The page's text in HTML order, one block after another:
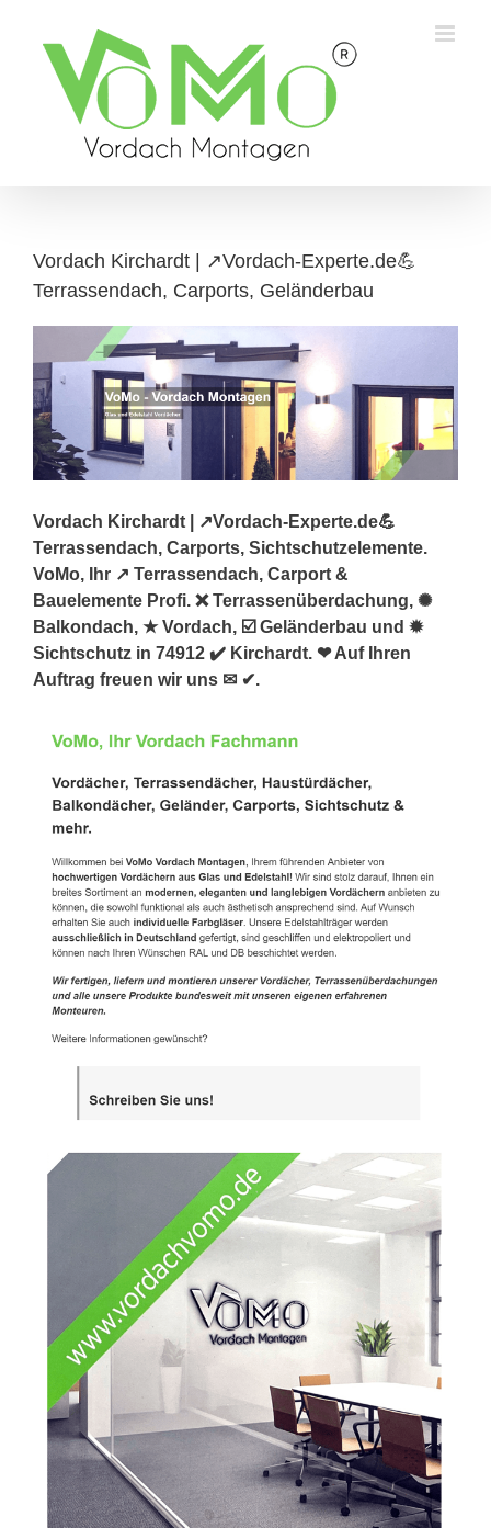
content
Vordach Kirchardt | ↗️Vordach-Experte.de💪
Terrassendach, Carports, Geländerbau
Vordach Kirchardt | ↗️Vordach-Experte.de💪
Terrassendach, Carports, Sichtschutzelemente.
VoMo, Ihr ↗️ Terrassendach, Carport &
Bauelemente Profi. ❌ Terrassenüberdachung, ✺
Balkondach, ★ Vordach, ☑️ Geländerbau und ✹
Sichtschutz in 74912 ✔️ Kirchardt. ❤ Auf Ihren
Auftrag freuen wir uns ✉ ✔.